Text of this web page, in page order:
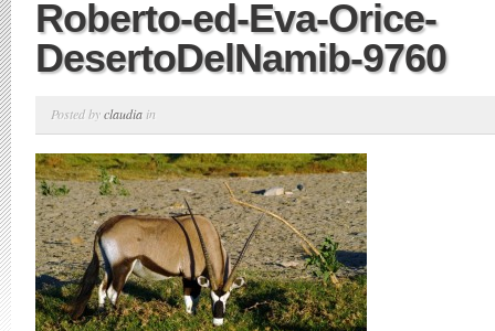
Roberto-ed-Eva-Orice-
DesertoDelNamib-9760
Posted byclaudia in